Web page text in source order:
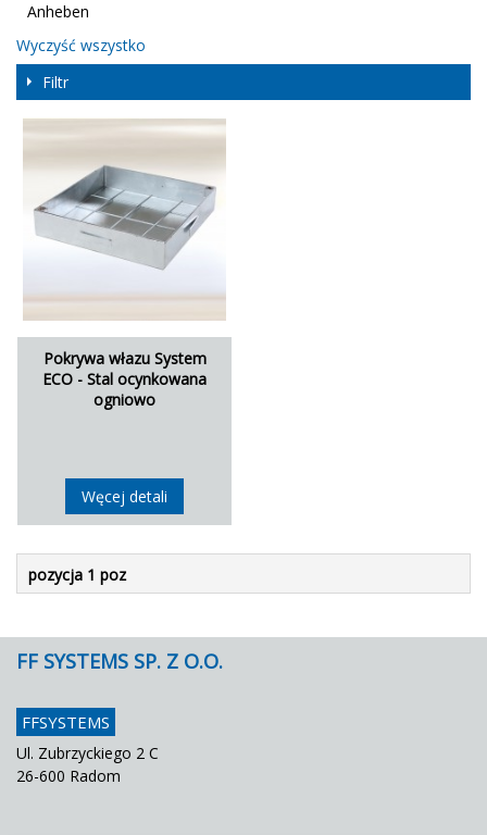
Anheben
Wyczyść wszystko
Filtr
Pokrywa włazu System
ECO - Stal ocynkowana
ogniowo
Węcej detali
pozycja 1 poz
FF SYSTEMS SP. Z O.O.
FFSYSTEMS
Ul. Zubrzyckiego 2 C
26-600 Radom